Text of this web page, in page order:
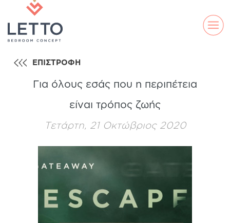
ΕΠΙΣΤΡΟΦΗ
Για όλους εσάς που η περιπέτεια
είναι τρόπος ζωής
Τετάρτη, 21 Οκτώβριος 2020